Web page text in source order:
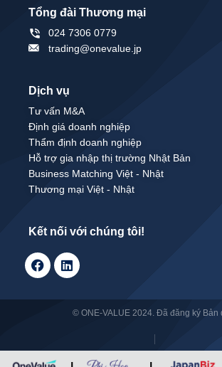
Tổng đài Thương mại
024 7306 0779
trading@onevalue.jp
Dịch vụ
Tư vấn M&A
Định giá doanh nghiệp
Thẩm định doanh nghiệp
Hỗ trợ gia nhập thị trường Nhật Bản
Business Matching Việt - Nhật
Thương mại Việt - Nhật
Kết nối với chúng tôi!
© ONE-VALUE 2024. Đã đăng ký Bản